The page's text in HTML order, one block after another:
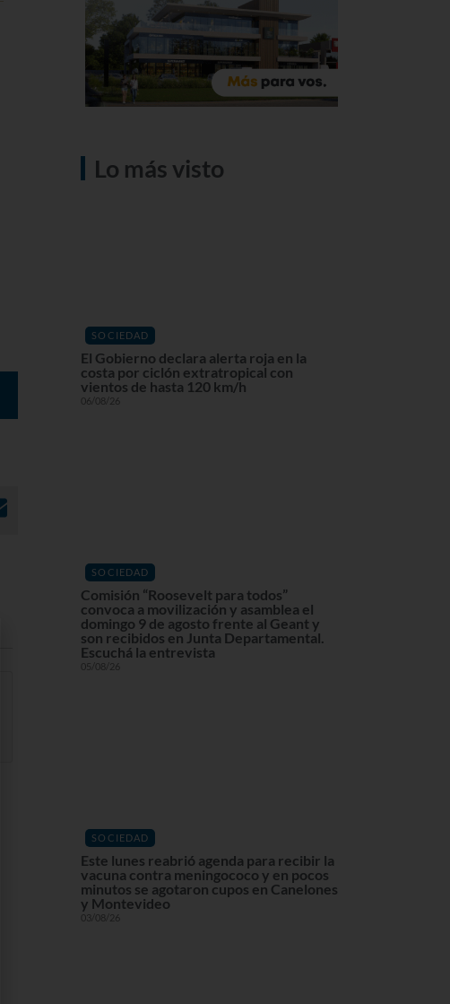
Lo más visto
SOCIEDAD
El Gobierno declara alerta roja en la
costa por ciclón extratropical con
vientos de hasta 120 km/h
06/08/26
SOCIEDAD
Comisión “Roosevelt para todos”
convoca a movilización y asamblea el
domingo 9 de agosto frente al Geant y
son recibidos en Junta Departamental.
Escuchá la entrevista
05/08/26
SOCIEDAD
Este lunes reabrió agenda para recibir la
vacuna contra meningococo y en pocos
minutos se agotaron cupos en Canelones
y Montevideo
03/08/26